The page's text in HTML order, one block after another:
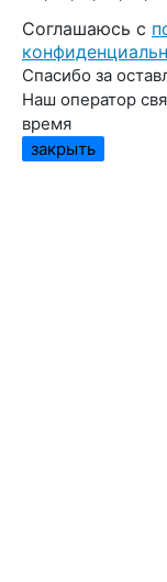
Cоглашаюсь с
Спасибо за
Наш оператор
время
закрыть